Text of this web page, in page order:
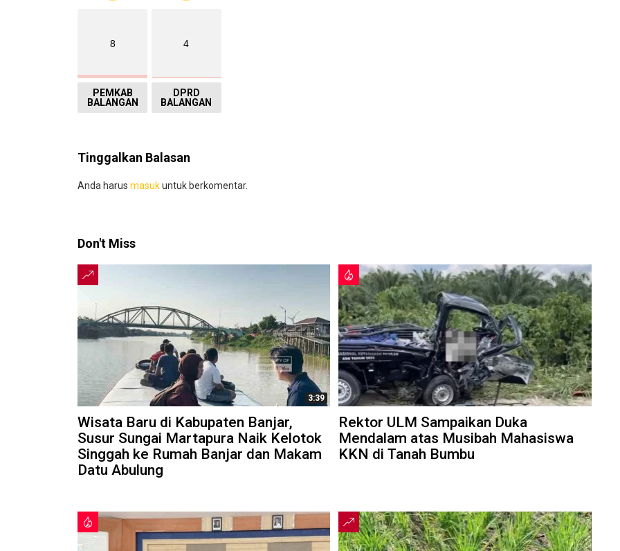
8
PEMKAB
BALANGAN
4
DPRD
BALANGAN
Tinggalkan Balasan
Anda harus masukuntuk berkomentar.
Don't Miss
3:39
Wisata Baru di Kabupaten Banjar,
Susur Sungai Martapura Naik Kelotok
Singgah ke Rumah Banjar dan Makam
Datu Abulung
Rektor ULM Sampaikan Duka
Mendalam atas Musibah Mahasiswa
KKN di Tanah Bumbu